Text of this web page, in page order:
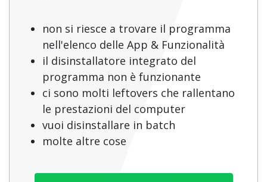
non si riesce a trovare il programma
nell'elenco delle App & Funzionalità
il disinstallatore integrato del
programma non è funzionante
ci sono molti leftovers che rallentano
le prestazioni del computer
vuoi disinstallare in batch
molte altre cose